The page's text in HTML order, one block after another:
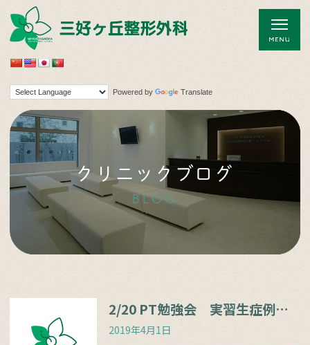
Powered by Translate
クリニックブログ
BLOG
2/20 PT勉強会 実習生症例発表
2019年4月1日